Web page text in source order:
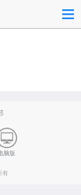
脑版
有